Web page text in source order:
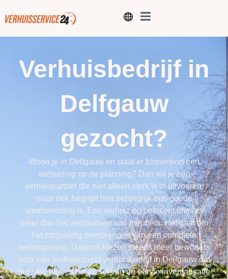
Verhuisbedrijf in
Delfgauw
gezocht?
Woon je in Delfgauw en staat er binnenkort een
verhuizing op de planning? Dan wil je een
verhuispartner die niet alleen sterk is in uitvoeren,
maar ook begrijpt hoe belangrijk een goede
voorbereiding is. Een verhuizing betekent immers
meer dan het verplaatsen van meubels. Het gaat om
het zorgvuldig overbrengen van een complete
leefomgeving. Daarom kiezen steeds meer bewoners
voor een professioneel verhuisbedrijf in Delfgauw dat
het hele proces begeleidt van de eerste inventarisatie